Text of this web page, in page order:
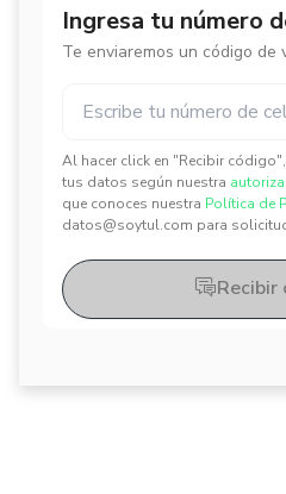
Ingresa tu número
Te enviaremos un código de
Al hacer click en "Recibir
tus datos según nuestra
que conoces nuestra Política de
datos@soytul.com para
Recibir